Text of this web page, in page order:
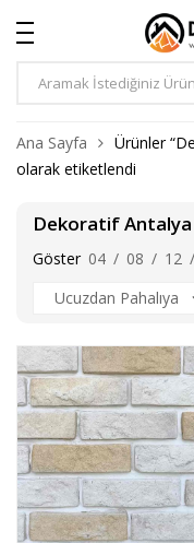
Ürün
Ana Sayfa
Ürünler
olarak etiketlendi
Dekoratif Antalya
Göster 04 / 08 / 12 /